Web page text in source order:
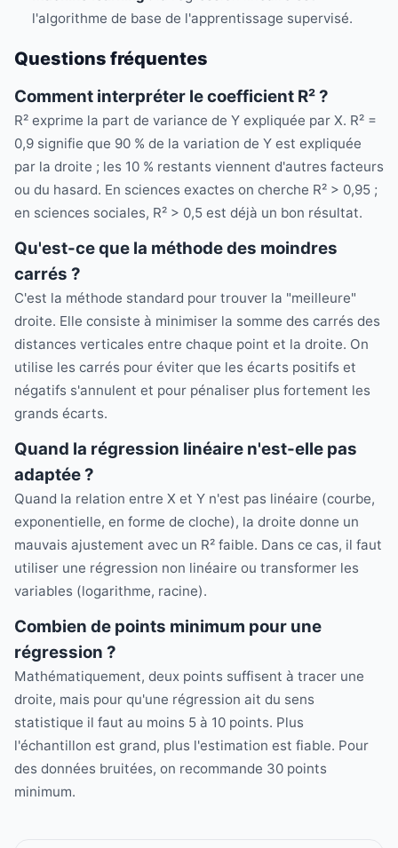
l'algorithme de base de l'apprentissage supervisé.
Questions fréquentes
Comment interpréter le coefficient R² ?
R² exprime la part de variance de Y expliquée par X. R² =
0,9 signifie que 90 % de la variation de Y est expliquée
par la droite ; les 10 % restants viennent d'autres facteurs
ou du hasard. En sciences exactes on cherche R² > 0,95 ;
en sciences sociales, R² > 0,5 est déjà un bon résultat.
Qu'est-ce que la méthode des moindres
carrés ?
C'est la méthode standard pour trouver la "meilleure"
droite. Elle consiste à minimiser la somme des carrés des
distances verticales entre chaque point et la droite. On
utilise les carrés pour éviter que les écarts positifs et
négatifs s'annulent et pour pénaliser plus fortement les
grands écarts.
Quand la régression linéaire n'est-elle pas
adaptée ?
Quand la relation entre X et Y n'est pas linéaire (courbe,
exponentielle, en forme de cloche), la droite donne un
mauvais ajustement avec un R² faible. Dans ce cas, il faut
utiliser une régression non linéaire ou transformer les
variables (logarithme, racine).
Combien de points minimum pour une
régression ?
Mathématiquement, deux points suffisent à tracer une
droite, mais pour qu'une régression ait du sens
statistique il faut au moins 5 à 10 points. Plus
l'échantillon est grand, plus l'estimation est fiable. Pour
des données bruitées, on recommande 30 points
minimum.